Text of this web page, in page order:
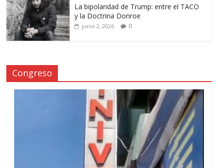
La bipolaridad de Trump: entre el TACO
y la Doctrina Donroe
junio 2, 2026 0
Congreso